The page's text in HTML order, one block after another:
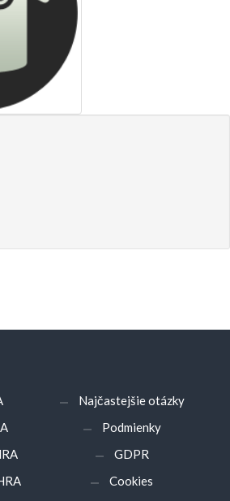
Najčastejšie otázky
Podmienky
GDPR
Cookies